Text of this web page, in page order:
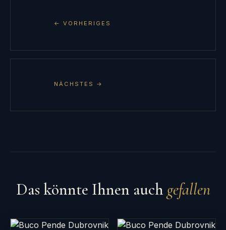
← VORHERIGES
NÄCHSTES →
Das könnte Ihnen auch gefallen